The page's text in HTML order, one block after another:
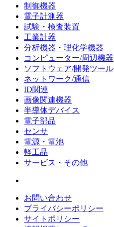
制御機器
電子計測器
試験・検査装置
工業計器
分析機器・理化学機器
コンピューター/周辺機器
ソフトウェア/開発ツール
ネットワーク/通信
ID関連
画像関連機器
半導体デバイス
電子部品
センサ
電源・電池
軽工品
サービス・その他
お問い合わせ
プライバシーポリシー
サイトポリシー